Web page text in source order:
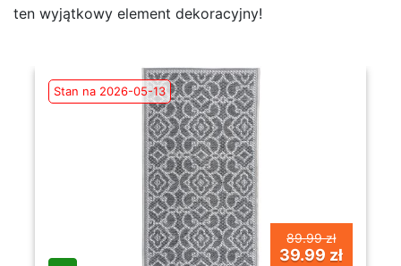
ten wyjątkowy element dekoracyjny!
Stan na 2026-05-13
89.99 zł
39.99 zł